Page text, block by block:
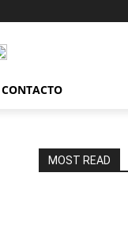
CONTACTO
MOST READ